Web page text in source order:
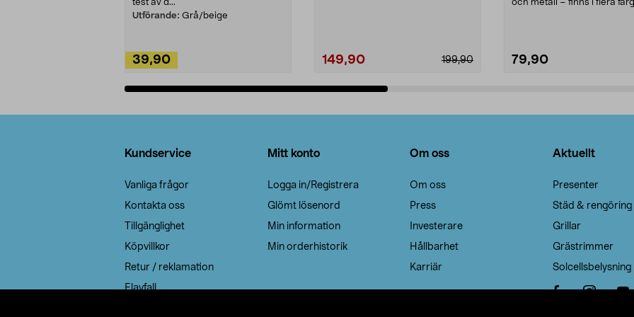
test av d...
Utförande: Grå/beige
39,90 199,90
149,90
och metall – finns i flera
79,90
Kundservice
Vanliga frågor
Kontakta oss
Tillgänglighet
Köpvillkor
Retur / reklamation
Elavfall
Mitt konto
Logga in/Registrera
Glömt lösenord
Min information
Min orderhistorik
Om oss
Om oss
Press
Investerare
Hållbarhet
Karriär
Aktuellt
Presenter
Städ & rengöring
Grillar
Grästrimmer
Solcellsbelysning